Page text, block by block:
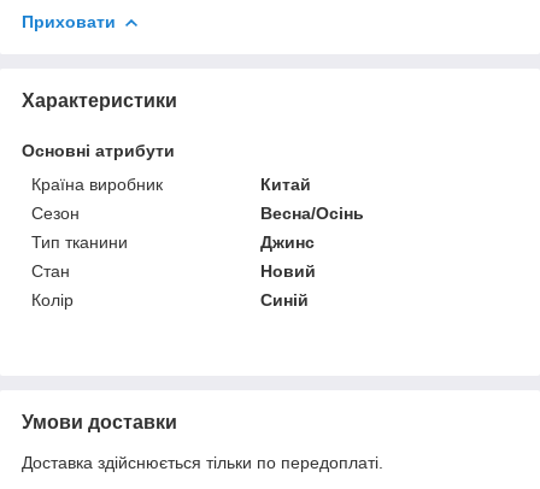
Приховати
Характеристики
Основні атрибути
Країна виробник
Китай
Сезон
Весна/Осінь
Тип тканини
Джинс
Стан
Новий
Колір
Синій
Умови доставки
Доставка здійснюється тільки по передоплаті.